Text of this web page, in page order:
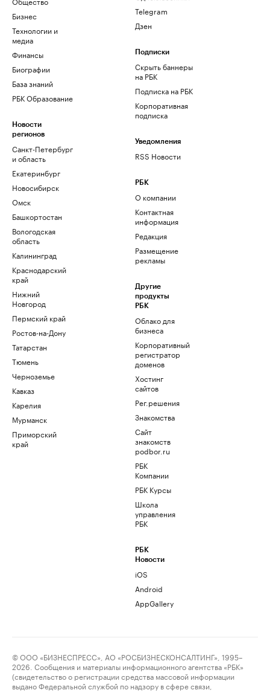
Бизнес
Технологии и
медиа
Финансы
Биографии
База знаний
РБК Образование
Новости
регионов
Санкт-Петербург
и область
Екатеринбург
Новосибирск
Омск
Башкортостан
Вологодская
область
Калининград
Краснодарский
край
Нижний
Новгород
Пермский край
Ростов-на-Дону
Татарстан
Тюмень
Черноземье
Кавказ
Карелия
Мурманск
Приморский
край
Telegram
Дзен
Подписки
Скрыть баннеры
на РБК
Подписка на РБК
Корпоративная
подписка
Уведомления
RSS Новости
РБК
О компании
Контактная
информация
Редакция
Размещение
рекламы
Другие
продукты
РБК
Облако для
бизнеса
Корпоративный
регистратор
доменов
Хостинг
сайтов
Рег.решения
Знакомства
Сайт
знакомств
podbor.ru
РБК
Компании
РБК Курсы
Школа
управления
РБК
РБК
Новости
iOS
Android
AppGallery
© ООО «БИЗНЕСПРЕСС», АО «РОСБИЗНЕСКОНСАЛТИНГ», 1995–
2026. Сообщения и материалы информационного агентства «РБК»
(свидетельство о регистрации средства массовой информации
выдано Федеральной службой по надзору в сфере связи,